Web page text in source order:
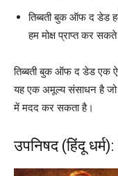
तिब्बती बुक ऑफ द डेड
हम मोक्ष प्राप्त कर
तिब्बती बुक ऑफ द डेड एक
यह एक अमूल्य संसाधन है
में मदद कर सकता है।
उपनिषद (हिंदू